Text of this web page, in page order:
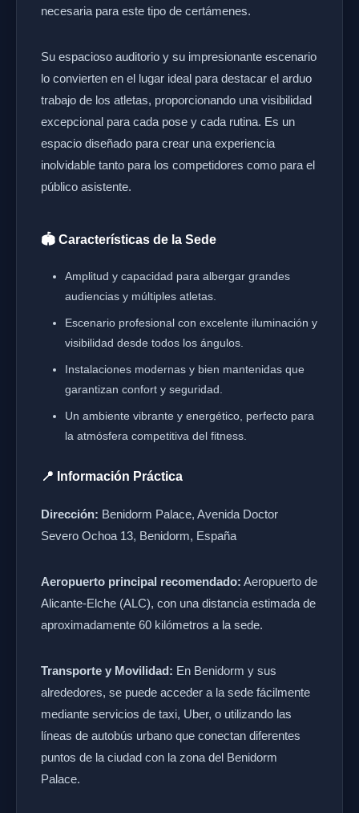
necesaria para este tipo de certámenes.
Su espacioso auditorio y su impresionante escenario
lo convierten en el lugar ideal para destacar el arduo
trabajo de los atletas, proporcionando una visibilidad
excepcional para cada pose y cada rutina. Es un
espacio diseñado para crear una experiencia
inolvidable tanto para los competidores como para el
público asistente.
🏟️ Características de la Sede
Amplitud y capacidad para albergar grandes
audiencias y múltiples atletas.
Escenario profesional con excelente iluminación y
visibilidad desde todos los ángulos.
Instalaciones modernas y bien mantenidas que
garantizan confort y seguridad.
Un ambiente vibrante y energético, perfecto para
la atmósfera competitiva del fitness.
📍 Información Práctica
Dirección: Benidorm Palace, Avenida Doctor
Severo Ochoa 13, Benidorm, España
Aeropuerto principal recomendado: Aeropuerto de
Alicante-Elche (ALC), con una distancia estimada de
aproximadamente 60 kilómetros a la sede.
Transporte y Movilidad: En Benidorm y sus
alrededores, se puede acceder a la sede fácilmente
mediante servicios de taxi, Uber, o utilizando las
líneas de autobús urbano que conectan diferentes
puntos de la ciudad con la zona del Benidorm
Palace.